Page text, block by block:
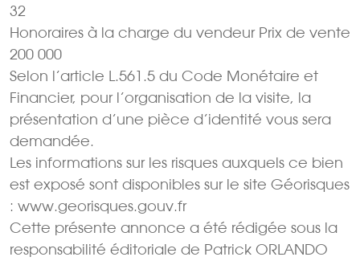
32
Honoraires à la charge du vendeur Prix de vente
200 000 
Selon l’article L.561.5 du Code Monétaire et
Financier, pour l’organisation de la visite, la
présentation d’une pièce d’identité vous sera
demandée.
Les informations sur les risques auxquels ce bien
est exposé sont disponibles sur le site Géorisques
: www.georisques.gouv.fr
Cette présente annonce a été rédigée sous la
responsabilité éditoriale de Patrick ORLANDO